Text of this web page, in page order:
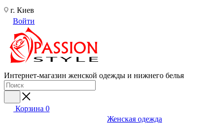
г. Киев
Войти
Интернет-магазин женской одежды и нижнего белья
Корзина 0
Женская одежда